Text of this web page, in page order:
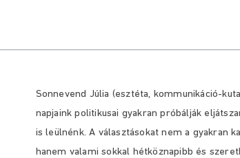
Sonnevend Júlia (esztéta, kommunikáció-
napjaink politikusai gyakran próbálják
is leülnénk. A választásokat nem a gyakran
hanem valami sokkal hétköznapibb és